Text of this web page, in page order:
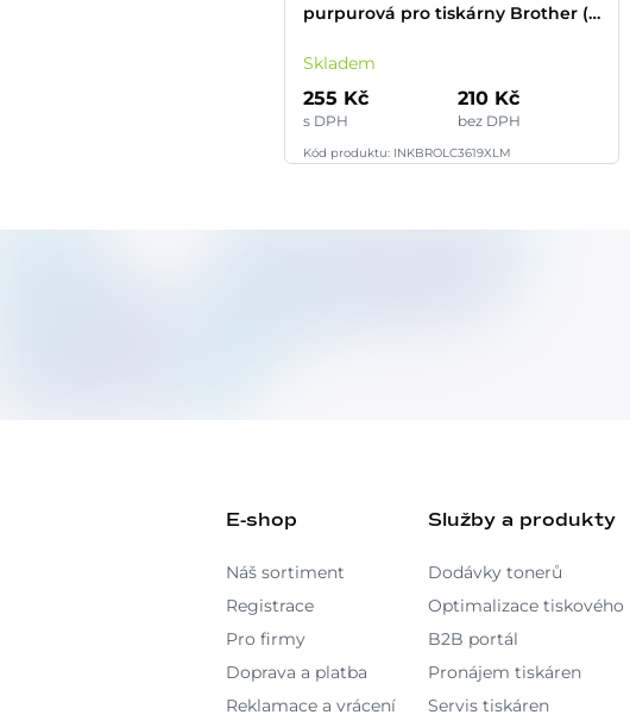
purpurová pro tiskárny Brother (1
Skladem
255 Kč
s DPH
210 Kč
bez DPH
Kód produktu: INKBROLC3619XLM
E-shop
Náš sortiment
Registrace
Pro firmy
Doprava a platba
Reklamace a vrácení
Služby a produkty
Dodávky tonerů
Optimalizace tiskového
B2B portál
Pronájem tiskáren
Servis tiskáren